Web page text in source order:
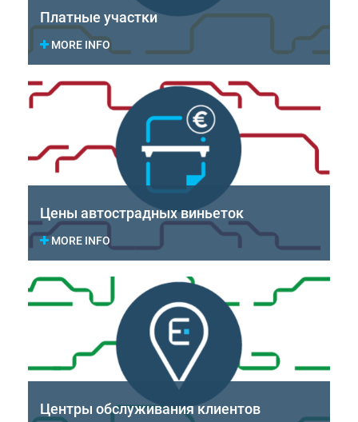
Платные участки
MORE INFO
Цены автострадных виньеток
MORE INFO
Центры обслуживания клиентов